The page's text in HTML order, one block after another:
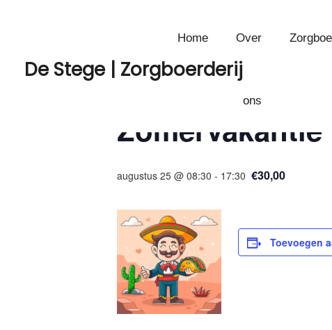
De Stege | Zorgboerderij
Home Over
ons
Hierbij willen we vragen voor u tickets
« Alle Evenementen
Zomervakantie
augustus 25 @ 08:30 - 17:30 €30,00
Toevoegen